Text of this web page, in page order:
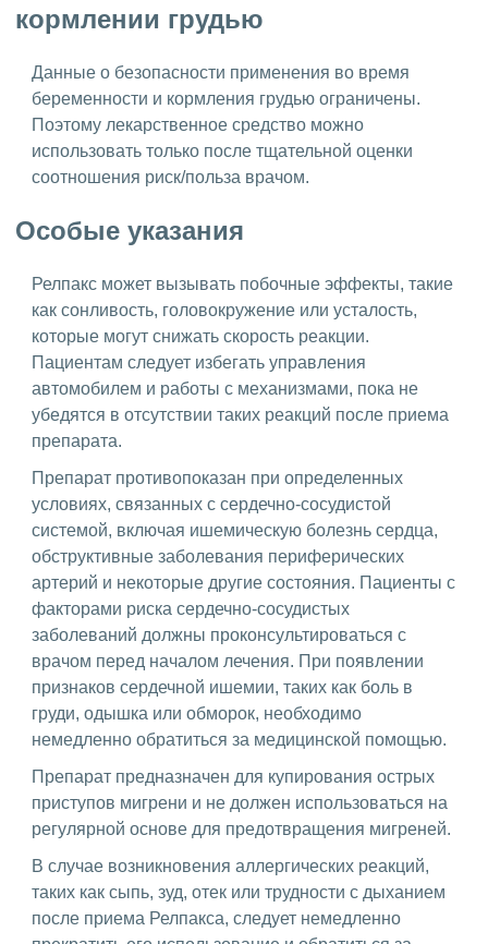
кормлении грудью
Данные о безопасности применения во время
беременности и кормления грудью ограничены.
Поэтому лекарственное средство можно
использовать только после тщательной оценки
соотношения риск/польза врачом.
Особые указания
Релпакс может вызывать побочные эффекты, такие
как сонливость, головокружение или усталость,
которые могут снижать скорость реакции.
Пациентам следует избегать управления
автомобилем и работы с механизмами, пока не
убедятся в отсутствии таких реакций после приема
препарата.
Препарат противопоказан при определенных
условиях, связанных с сердечно-сосудистой
системой, включая ишемическую болезнь сердца,
обструктивные заболевания периферических
артерий и некоторые другие состояния. Пациенты с
факторами риска сердечно-сосудистых
заболеваний должны проконсультироваться с
врачом перед началом лечения. При появлении
признаков сердечной ишемии, таких как боль в
груди, одышка или обморок, необходимо
немедленно обратиться за медицинской помощью.
Препарат предназначен для купирования острых
приступов мигрени и не должен использоваться на
регулярной основе для предотвращения мигреней.
В случае возникновения аллергических реакций,
таких как сыпь, зуд, отек или трудности с дыханием
после приема Релпакса, следует немедленно